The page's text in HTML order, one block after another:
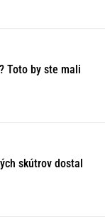
Toto by ste mali
skútrov dostal